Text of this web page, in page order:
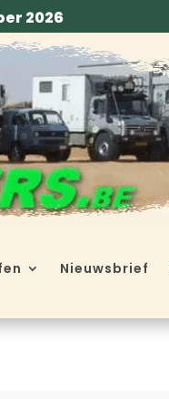
2026
Nieuwsbrief